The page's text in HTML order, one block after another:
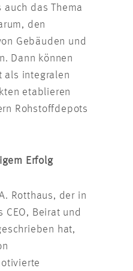
das Thema
den
Gebäuden und
Dann können
als integralen
etablieren
Rohstoffdepots
Erfolg
Rotthaus, der in
Beirat und
hat,